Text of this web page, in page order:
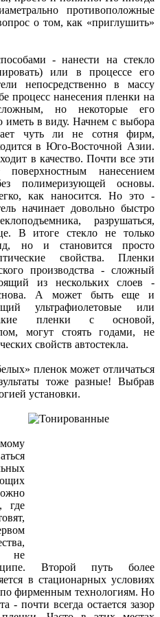
противоположные
о том, как «приглушить»
- нанести на стекло
или в процессе его
непосредственно в массу
процесс нанесения пленки на
но некоторые его
иметь в виду. Начнем с выбора
чуть ли не сотня фирм,
в Юго-Восточной Азии.
в качество. Почти все эти
нанесением
полимеризующей основы.
как наносится. Но это -
начинает довольно быстро
разрушаться,
В итоге стекло не только
но и становится просто
свойства. Пленки
производства - сложный
из нескольких слоев -
А может быть еще и
ультрафиолетовые или
пленки с основой,
могут стоять годами, не
свойств автостекла.
пленок может отличаться
тоже разные! Выбрав
установки.
где
не
Второй путь более
в стационарных условиях
фирменным технологиям. Но
- почти всегда остается зазор